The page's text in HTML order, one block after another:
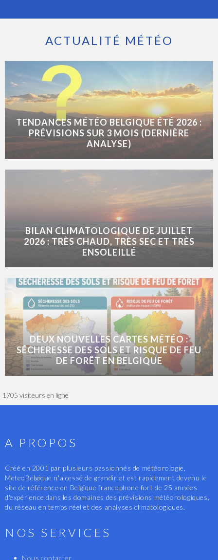
ACTUALITÉ MÉTÉO
TENDANCES MÉTÉO BELGIQUE ÉTÉ 2026 :
PRÉVISIONS SUR 3 MOIS (DERNIÈRE
ANALYSE)
BILAN CLIMATOLOGIQUE DE JUILLET
2026 : TRÈS CHAUD, TRÈS SEC ET TRÈS
ENSOLEILLÉ
DEUX NOUVELLES CARTES MÉTÉO :
SÉCHERESSE DES SOLS ET RISQUE DE FEU
DE FORÊT EN BELGIQUE
1705 visiteurs en ligne
A PROPOS
Créé en 2001 par plusieurs passionnés de météorologie,
MeteoBelgique n'a cessé de grandir et est rapidement devenu le
site de référence en Belgique francophone fort de 25 années
d'expérience dans les domaines des prévisions météorologiques,
du réseau en temps réel et des analyses climatologiques.
NOS SERVICES
Nous contacter